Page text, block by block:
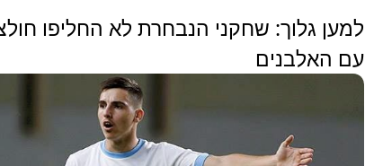
למען גלוך: שחקני הנבחרת לא החליפו
עם האלבנים